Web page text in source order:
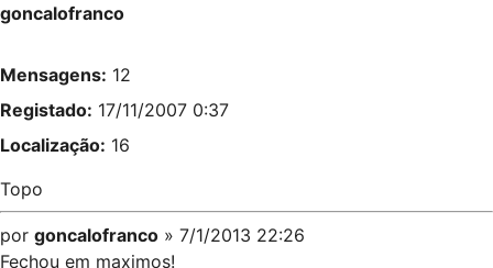
goncalofranco
Mensagens: 12
Registado: 17/11/2007 0:37
Localização: 16
Topo
por goncalofranco » 7/1/2013 22:26
Fechou em maximos!